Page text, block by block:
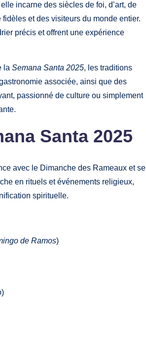
incarne des siècles de foi, d’art, de
et des visiteurs du monde entier.
précis et offrent une expérience
la Semana Santa 2025, les traditions
associée, ainsi que des
passionné de culture ou simplement
Santa 2025
avec le Dimanche des Rameaux et se
en rituels et événements religieux,
spirituelle.
de Ramos)
)